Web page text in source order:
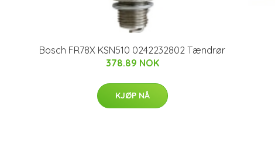
Bosch FR78X KSN510 0242232802 Tændrør
378.89 NOK
KJØP NÅ